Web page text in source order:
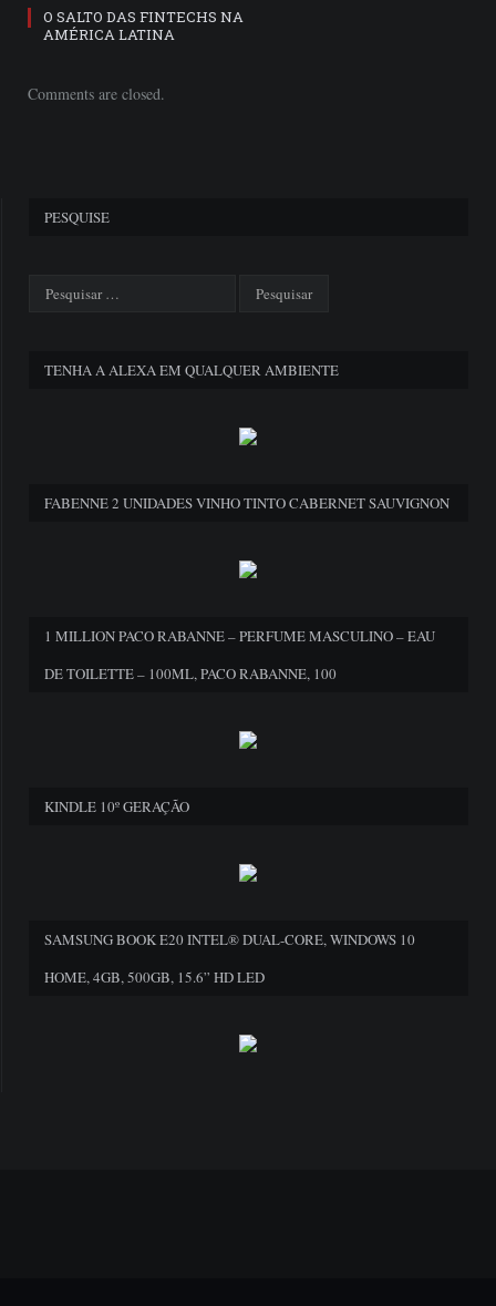
O SALTO DAS FINTECHS NA
AMÉRICA LATINA
Comments are closed.
PESQUISE
TENHA A ALEXA EM QUALQUER AMBIENTE
FABENNE 2 UNIDADES VINHO TINTO CABERNET SAUVIGNON
1 MILLION PACO RABANNE – PERFUME MASCULINO – EAU
DE TOILETTE – 100ML, PACO RABANNE, 100
KINDLE 10º GERAÇÃO
SAMSUNG BOOK E20 INTEL® DUAL-CORE, WINDOWS 10
HOME, 4GB, 500GB, 15.6” HD LED